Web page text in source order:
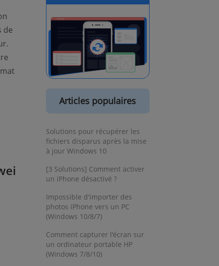
de
Articles populaires
Solutions pour récupérer les
fichiers disparus après la mise
à jour Windows 10
[3 Solutions] Comment activer
un iPhone désactivé ?
Impossible d'importer des
photos iPhone vers un PC
(Windows 10/8/7)
Comment capturer l'écran sur
un ordinateur portable HP
(Windows 7/8/10)